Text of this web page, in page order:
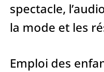
spectacle,
la mode et les
Emploi des